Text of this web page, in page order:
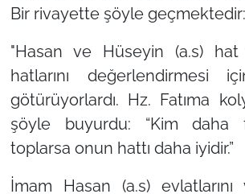
Bir rivayette şöyle geçmektedir:
"Hasan ve Hüseyin (a.s) hat
hatlarını değerlendirmesi
götürüyorlardı. Hz. Fatıma
şöyle buyurdu: “Kim daha
toplarsa onun hattı daha iyidir.”
İmam Hasan (a.s)